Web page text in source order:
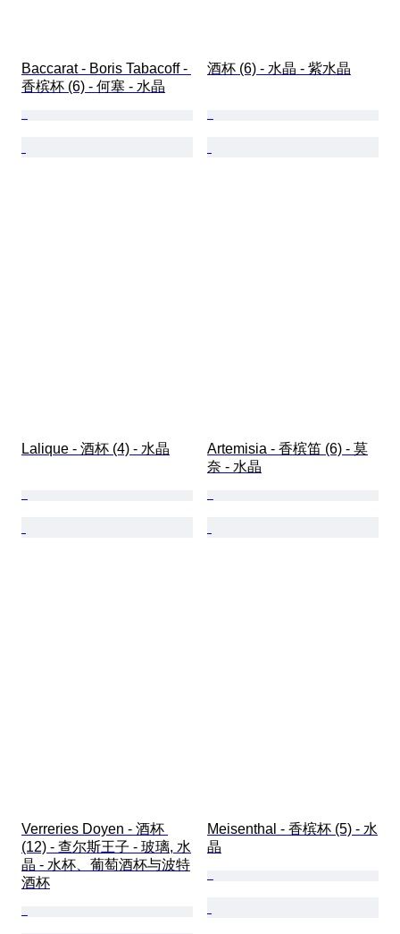
Baccarat - Boris Tabacoff -
香槟杯 (6) - 何塞 - 水晶
酒杯 (6) - 水晶 - 紫水晶
Lalique - 酒杯 (4) - 水晶
Artemisia - 香槟笛 (6) - 莫
奈 - 水晶
Verreries Doyen - 酒杯
(12) - 查尔斯王子 - 玻璃, 水
晶 - 水杯、葡萄酒杯与波特
酒杯
Meisenthal - 香槟杯 (5) - 水
晶